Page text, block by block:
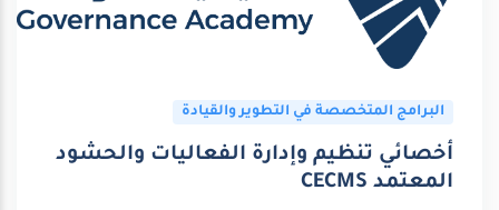
البرامج المتخصصة في التطوير والقيادة
أخصائي تنظيم وإدارة الفعاليات والحشود
المعتمد CECMS